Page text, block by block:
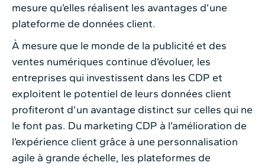
mesure qu’elles réalisent les avantages d’une
plateforme de données client.
À mesure que le monde de la publicité et des
ventes numériques continue d’évoluer, les
entreprises qui investissent dans les CDP et
exploitent le potentiel de leurs données client
profiteront d’un avantage distinct sur celles qui ne
le font pas. Du marketing CDP à l’amélioration de
l’expérience client grâce à une personnalisation
agile à grande échelle, les plateformes de